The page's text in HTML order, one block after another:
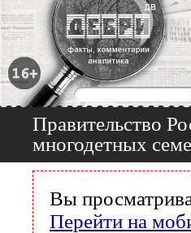
Правительство
многодетных
Вы
Перейти на